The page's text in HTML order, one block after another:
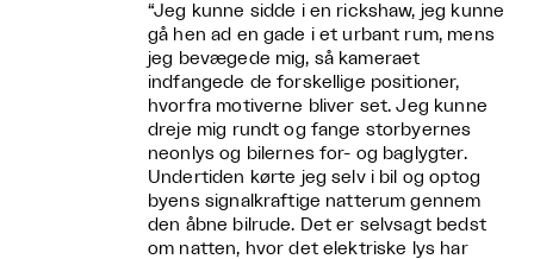
“Jeg kunne sidde i en rickshaw, jeg kunne
gå hen ad en gade i et urbant rum, mens
jeg bevægede mig, så kameraet
indfangede de forskellige positioner,
hvorfra motiverne bliver set. Jeg kunne
dreje mig rundt og fange storbyernes
neonlys og bilernes for- og baglygter.
Undertiden kørte jeg selv i bil og optog
byens signalkraftige natterum gennem
den åbne bilrude. Det er selvsagt bedst
om natten, hvor det elektriske lys har